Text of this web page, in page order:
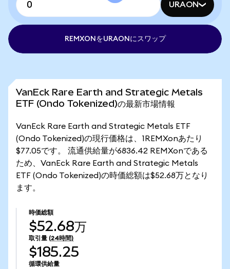
URAON
REMXONをURAONにスワップ
VanEck Rare Earth and Strategic Metals
ETF (Ondo Tokenized)の最新市場情報
VanEck Rare Earth and Strategic Metals ETF
(Ondo Tokenized)の現行価格は、1REMXonあたり
$77.05です。 流通供給量が6836.42 REMXonである
ため、VanEck Rare Earth and Strategic Metals
ETF (Ondo Tokenized)の時価総額は$52.68万となり
ます。
時価総額
$52.68万
取引量 (24時間)
$185.25
循環供給量